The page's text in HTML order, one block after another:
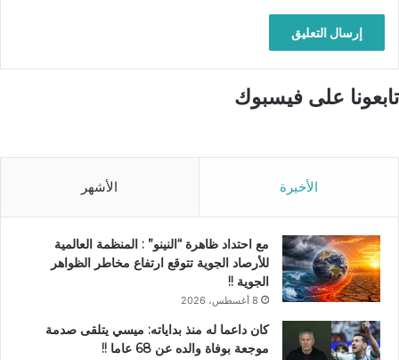
تابعونا على فيسبوك
الأخيرة الأشهر
مع احتداد ظاهرة “النينو” : المنظمة العالمية
للأرصاد الجوية تتوقع ارتفاع مخاطر الظواهر
الجوية !!
8 أغسطس، 2026
كان داعما له منذ بداياته: ميسي يتلقى صدمة
موجعة بوفاة والده عن 68 عاما !!